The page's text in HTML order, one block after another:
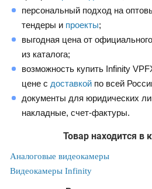
персональный подход на
тендеры и проекты;
выгодная цена от
из каталога;
возможность купить Infinity
цене с доставкой по всей
документы для юридических
накладные, счет-фактуры.
Товар находится в
Аналоговые видеокамеры
Видеокамеры Infinity